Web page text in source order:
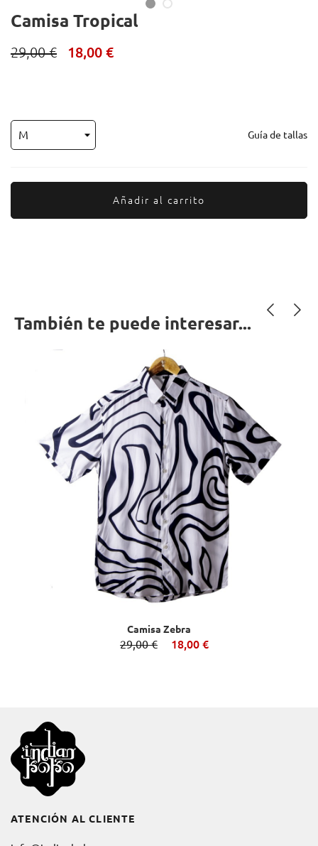
Camisa Tropical
29,00 € 18,00 €
Guía de tallas
Añadir al carrito
También te puede interesar...
Camisa Zebra
29,00 € 18,00 €
ATENCIÓN AL CLIENTE